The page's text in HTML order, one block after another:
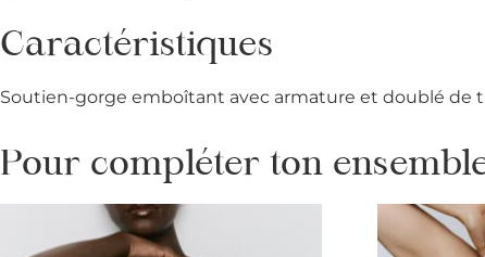
Caractéristiques
Soutien-gorge emboîtant avec armature et doublé de
Pour compléter ton